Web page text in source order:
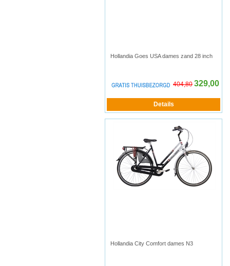
Hollandia Goes USA dames zand 28 inch
404,80 329,00
Hollandia City Comfort dames N3